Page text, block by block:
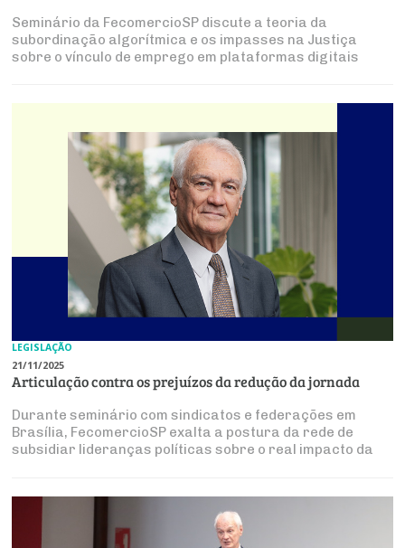
Seminário da FecomercioSP discute a teoria da
subordinação algorítmica e os impasses na Justiça
sobre o vínculo de emprego em plataformas digitais
LEGISLAÇÃO
21/11/2025
Articulação contra os prejuízos da redução da jornada
Durante seminário com sindicatos e federações em
Brasília, FecomercioSP exalta a postura da rede de
subsidiar lideranças políticas sobre o real impacto da